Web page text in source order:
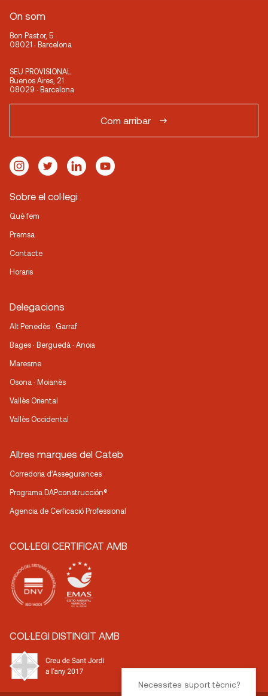
On som
Bon Pastor, 5
08021 · Barcelona
SEU PROVISIONAL
Buenos Aires, 21
08029 · Barcelona
Com arribar
Sobre el col·legi
Què fem
Premsa
Contacte
Horaris
Delegacions
Alt Penedès · Garraf
Bages · Berguedà · Anoia
Maresme
Osona · Moianès
Vallès Oriental
Vallès Occidental
Altres marques del Cateb
Corredoria d’Assegurances
Programa DAPconstrucción®
Agencia de Cerficació Professional
COL·LEGI CERTIFICAT AMB
COL·LEGI DISTINGIT AMB
Necessites suport tècnic?